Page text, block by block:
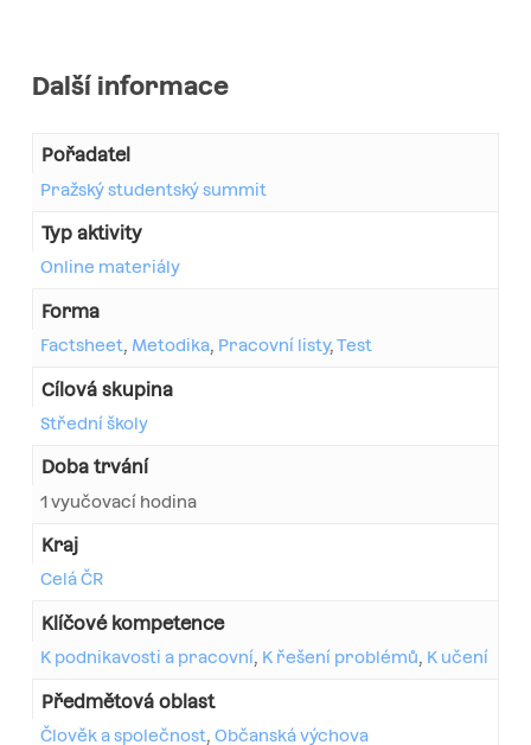
Další informace
Pořadatel
Pražský studentský summit
Typ aktivity
Online materiály
Forma
Factsheet, Metodika, Pracovní listy,Test
Cílová skupina
Střední školy
Doba trvání
1 vyučovací hodina
Kraj
Celá ČR
Klíčové kompetence
K podnikavosti a pracovní, K řešení problémů, K učení
Předmětová oblast
Člověk a společnost, Občanská výchova